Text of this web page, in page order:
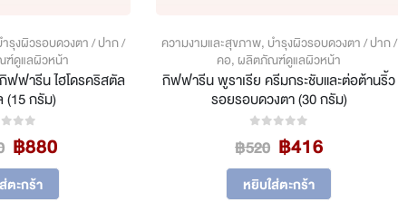
รุงผิวรอบดวงตา / ปาก /
ดูแลผิวหน้า
ฟฟารีน ไฮโดรคริสตัล
(15 กรัม)
Original
price
was:
฿1,100.
฿880Current
price
฿880.
ตะกร้า
ความงามและสุขภาพ, บำรุงผิวรอบดวงตา / ปาก /
คอ, ผลิตภัณฑ์ดูแลผิวหน้า
กิฟฟารีน พูราเรีย ครีมกระชับและต่อต้านริ้ว
รอยรอบดวงตา (30 กรัม)
฿520 Original
price
was:
฿520.
฿416Current
price
฿416.
หยิบใส่ตะกร้า